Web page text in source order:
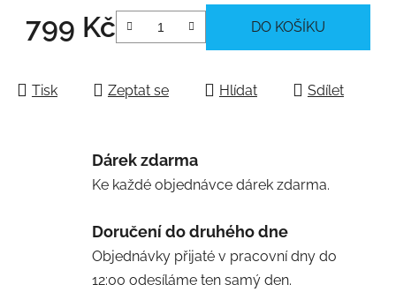
799 Kč DO KOŠÍKU
Tisk Zeptat se Hlídat Sdílet
Dárek zdarma
Ke každé objednávce dárek zdarma.
Doručení do druhého dne
Objednávky přijaté v pracovní dny do
12:00 odesíláme ten samý den.